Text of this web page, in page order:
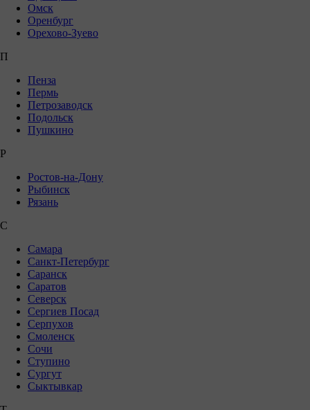
Омск
Оренбург
Орехово-Зуево
П
Пенза
Пермь
Петрозаводск
Подольск
Пушкино
Р
Ростов-на-Дону
Рыбинск
Рязань
С
Самара
Санкт-Петербург
Саранск
Саратов
Северск
Сергиев Посад
Серпухов
Смоленск
Сочи
Ступино
Сургут
Сыктывкар